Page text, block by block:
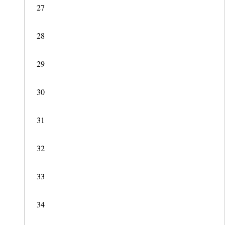
27
28
29
30
31
32
33
34